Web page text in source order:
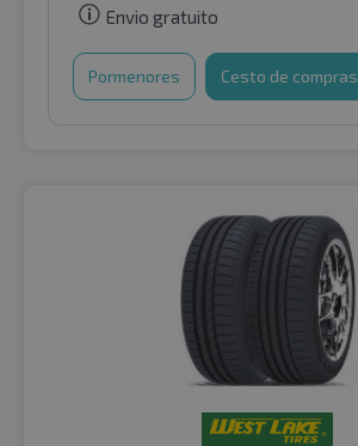
Envio gratuito
Pormenores Cesto de compras